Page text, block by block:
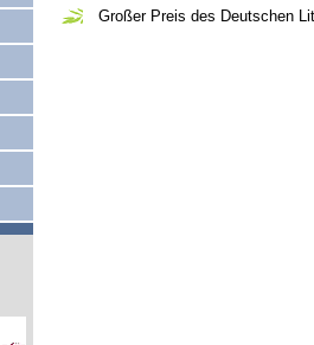
Großer Preis des Deutschen